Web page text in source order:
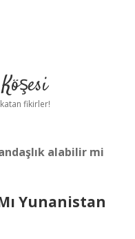
fikirler!
alabilir mi
Yunanistan